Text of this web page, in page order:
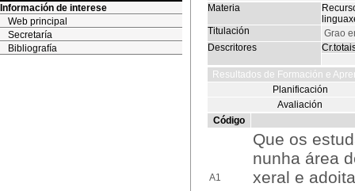
Información de interese
Web principal
Secretaría
Bibliografía
Materia
Titulación
Grao
Descritores
Resultados de Formación e
Planificación
Avaliación
Código
A1
Que os
nunha área
xeral e